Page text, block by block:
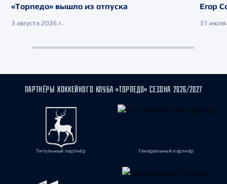
«Торпедо» вышло из отпуска
3 августа 2026 г.
Егор
31 июля
ПАРТНЁРЫ ХОККЕЙНОГО КЛУБА «ТОРПЕДО» СЕЗОНА 2026/2027
Титульный партнёр Генеральный партнёр